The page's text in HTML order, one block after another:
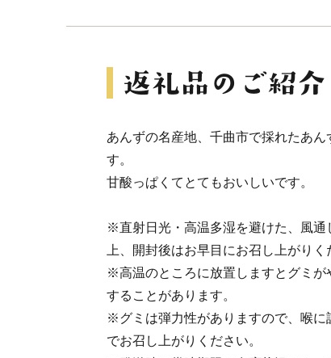
あんずの名産地、千曲市で採れたあ
す。
甘酸っぱくてとてもおいしいです。
※直射日光・高温多湿を避けた、風通
上、開封後はお早目にお召し上がりく
※高温のところに放置しますとグミ
することがあります。
※グミは弾力性がありますので、喉に
でお召し上がりください。